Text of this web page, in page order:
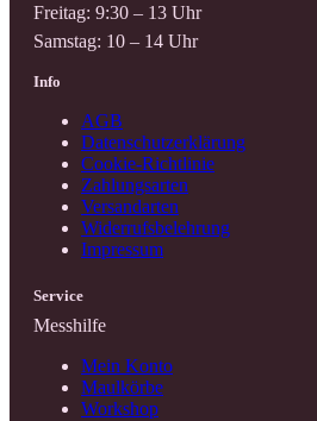
Freitag: 9:30 – 13 Uhr
Samstag: 10 – 14 Uhr
Info
AGB
Datenschutzerklärung
Cookie-Richtlinie
Zahlungsarten
Versandarten
Widerrufsbelehrung
Impressum
Service
Messhilfe
Mein Konto
Maulkörbe
Workshop